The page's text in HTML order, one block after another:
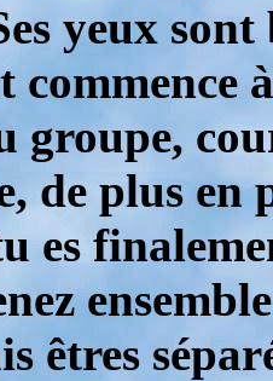
yeux
commence
groupe,
de plus en
es
êtres